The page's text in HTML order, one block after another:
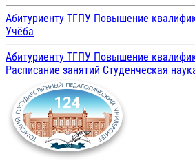
Абитуриенту ТГПУ Повышение
Учёба
Абитуриенту ТГПУ Повышение
Расписание занятий Студенческая